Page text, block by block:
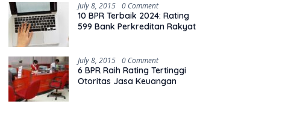
July 8, 2015 0 Comment
10 BPR Terbaik 2024: Rating
599 Bank Perkreditan Rakyat
July 8, 2015 0 Comment
6 BPR Raih Rating Tertinggi
Otoritas Jasa Keuangan